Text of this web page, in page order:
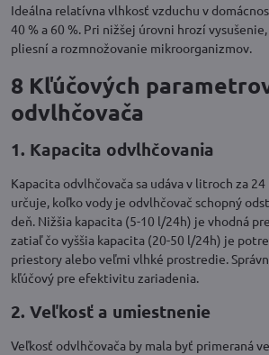
Ideálna relatívna vlhkosť vzduchu v
40 % a 60 %. Pri nižšej úrovni hrozí
pliesní a rozmnožovanie mikroorganizmov.
8 Kľúčových
odvlhčovača
1. Kapacita odvlhčovania
Kapacita odvlhčovača sa udáva v litroch za
určuje, koľko vody je odvlhčovač schopný
deň. Nižšia kapacita (5-10 l/24h) je vhodná
zatiaľ čo vyššia kapacita (20-50 l/24h) je
priestory alebo veľmi vlhké prostredie.
kľúčový pre efektivitu zariadenia.
2. Veľkosť a umiestnenie
Veľkosť odvlhčovača by mala byť primeraná